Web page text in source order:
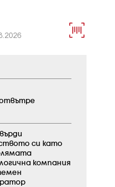
отвътре
си като
компания